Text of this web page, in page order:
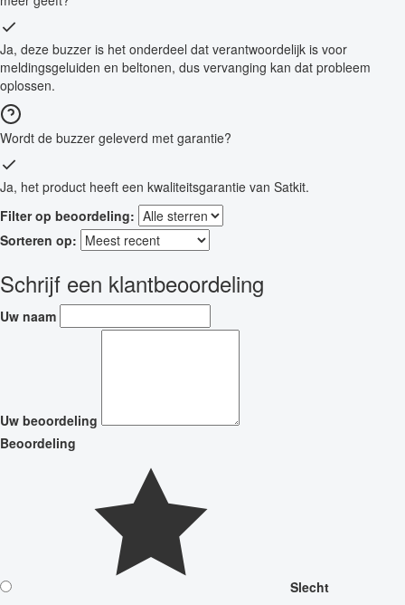
Ja, deze buzzer is het onderdeel dat verantwoordelijk is voor
meldingsgeluiden en beltonen, dus vervanging kan dat probleem
oplossen.
Wordt de buzzer geleverd met garantie?
Ja, het product heeft een kwaliteitsgarantie van Satkit.
Filter op beoordeling:
Sorteren op:
Schrijf een klantbeoordeling
Uw naam
Uw beoordeling
Beoordeling
Slecht